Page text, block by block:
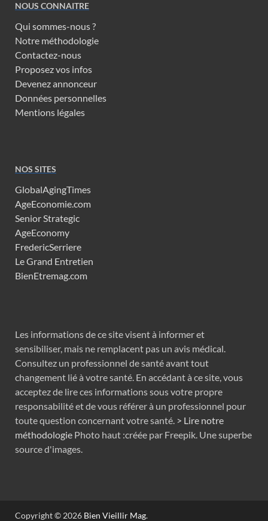
NOUS CONNAITRE
Qui sommes-nous ?
Notre méthodologie
Contactez-nous
Proposez vos infos
Devenez annonceur
Données personnelles
Mentions légales
NOS SITES
GlobalAgingTimes
AgeEconomie.com
Senior Strategic
AgeEconomy
FredericSerriere
Le Grand Entretien
BienEtremag.com
Les informations de ce site visent à informer et
sensibiliser, mais ne remplacent pas un avis médical.
Consultez un professionnel de santé avant tout
changement lié à votre santé. En accédant à ce site, vous
acceptez de lire ces informations sous votre propre
responsabilité et de vous référer à un professionnel pour
toute question concernant votre santé. > Lire notre
méthodologie Photo haut :créée par Freepik. Une superbe
source d'images.
Copyright © 2026 Bien Vieillir Mag.